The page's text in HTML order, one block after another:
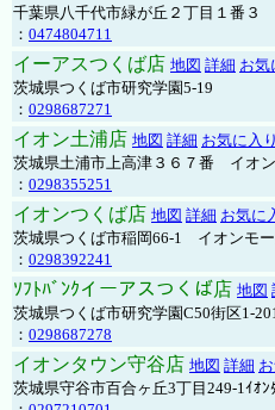
千葉県八千代市緑が丘２丁目１番３
： 0474804711
イーアスつくば店 地図 詳細 お気
茨城県つくば市研究学園5-19
： 0298687271
イオン土浦店 地図 詳細 お気に入
茨城県土浦市上高津３６７番 イオ
： 0298355251
イオンつくば店 地図 詳細 お気に
茨城県つくば市稲岡66-1 イオンモ
： 0298392241
ｿﾌﾄﾊﾞﾝｸイーアスつくば店 地図
茨城県つくば市研究学園C50街区1-
： 0298687278
イオンタウン守谷店 地図 詳細
茨城県守谷市百合ヶ丘3丁目249-1ｲｵﾝ